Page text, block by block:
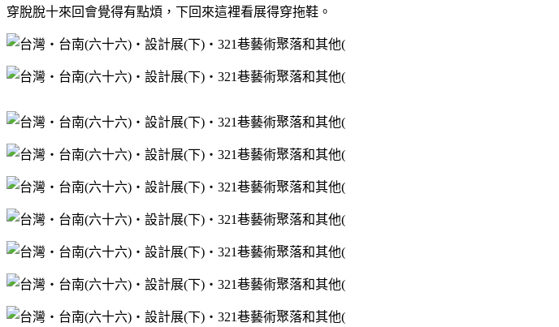
穿脫脫十來回會覺得有點煩，下回來這裡看展得穿拖鞋。